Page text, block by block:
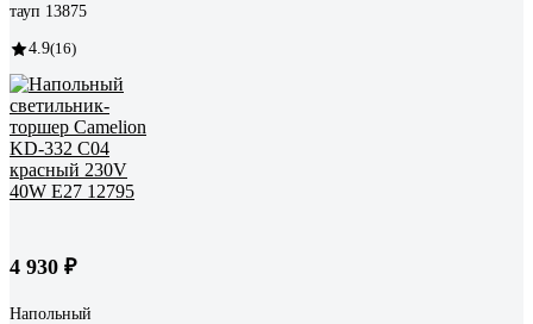
тауп 13875
4.9(16)
4 930 ₽
Напольный